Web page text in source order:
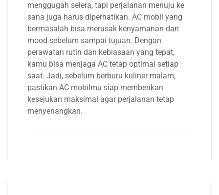
menggugah selera, tapi perjalanan menuju ke
sana juga harus diperhatikan. AC mobil yang
bermasalah bisa merusak kenyamanan dan
mood sebelum sampai tujuan. Dengan
perawatan rutin dan kebiasaan yang tepat,
kamu bisa menjaga AC tetap optimal setiap
saat. Jadi, sebelum berburu kuliner malam,
pastikan AC mobilmu siap memberikan
kesejukan maksimal agar perjalanan tetap
menyenangkan.